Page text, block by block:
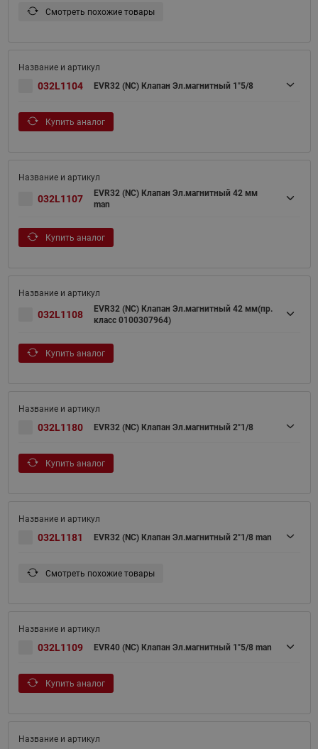
Смотреть похожие товары
032L1104 EVR32 (NC) Клапан Эл.магнитный 1"5/8
Купить аналог
032L1107
EVR32 (NC) Клапан Эл.магнитный 42 мм
man
Купить аналог
032L1108
EVR32 (NC) Клапан Эл.магнитный 42 мм(пр.
класс 0100307964)
Купить аналог
032L1180 EVR32 (NC) Клапан Эл.магнитный 2"1/8
Купить аналог
032L1181 EVR32 (NC) Клапан Эл.магнитный 2"1/8 man
Смотреть похожие товары
032L1109 EVR40 (NC) Клапан Эл.магнитный 1"5/8 man
Купить аналог